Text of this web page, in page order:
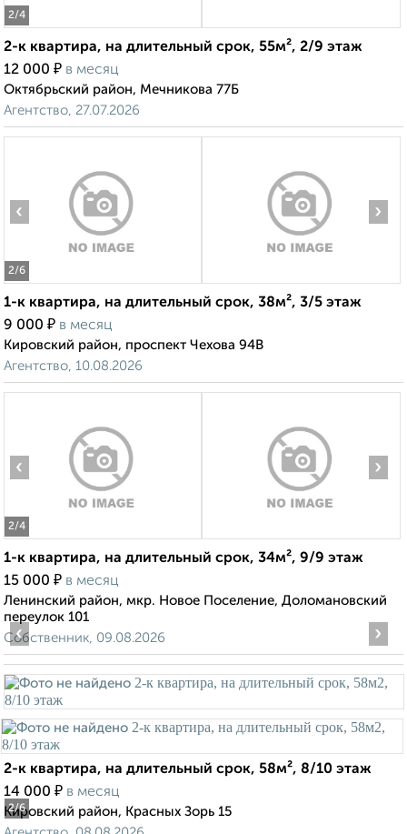
2/4
2-к квартира, на длительный срок, 55м², 2/9 этаж
12 000 ₽ в месяц
Октябрьский район, Мечникова 77Б
Агентство, 27.07.2026
2/6
‹ ›
1-к квартира, на длительный срок, 38м², 3/5 этаж
9 000 ₽ в месяц
Кировский район, проспект Чехова 94В
Агентство, 10.08.2026
2/4
‹ ›
1-к квартира, на длительный срок, 34м², 9/9 этаж
15 000 ₽ в месяц
Ленинский район, мкр. Новое Поселение, Доломановский
переулок 101
Собственник, 09.08.2026
2/6
‹ ›
2-к квартира, на длительный срок, 58м², 8/10 этаж
14 000 ₽ в месяц
Кировский район, Красных Зорь 15